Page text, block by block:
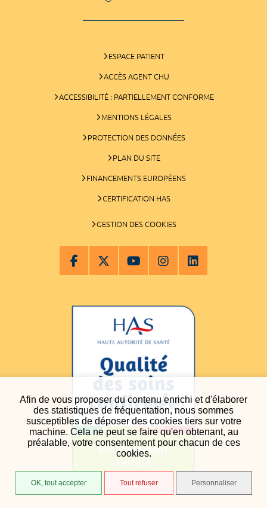
Afin de vous proposer du contenu enrichi et d'élaborer
des statistiques de fréquentation, nous sommes
susceptibles de déposer des cookies tiers sur votre
machine. Cela ne peut se faire qu'en obtenant, au
préalable, votre consentement pour chacun de ces
cookies.
OK, tout accepter Tout refuser Personnaliser
ESPACE PATIENT
ACCÈS AGENT CHU
ACCESSIBILITÉ : PARTIELLEMENT CONFORME
MENTIONS LÉGALES
PROTECTION DES DONNÉES
PLAN DU SITE
FINANCEMENTS EUROPÉENS
CERTIFICATION HAS
GESTION DES COOKIES